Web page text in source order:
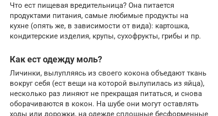
Что ест пищевая вредительница? Она питается
продуктами питания, самые любимые продукты на
кухне (опять же, в зависимости от вида): картошка,
кондитерские изделия, крупы, сухофрукты, грибы и пр.
Как ест одежду моль?
Личинки, вылупляясь из своего кокона объедают ткань
вокруг себя (ест вещи на которой вылупилась из яйца),
несколько раз линяют не прекращая питаться, и снова
оборачиваются в кокон. На шубе они могут оставлять
ходы или дорожки, на одежде сплошные бесформенные